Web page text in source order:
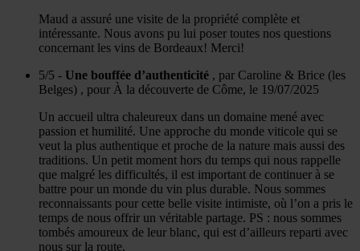
Maud a assuré une visite de la propriété complète et
intéressante. Nous avons pu lui poser toutes nos questions
concernant les vins de Bordeaux! Merci!
5/5 - Une bouffée d’authenticité , par Caroline & Brice (les
Belges) , pour À la découverte de Côme, le 19/07/2025
Un accueil ultra chaleureux dans un domaine mené avec
passion et humilité. Une approche du monde viticole qui se
veut la plus authentique et proche de la nature mais aussi des
traditions. Un petit moment hors du temps qui nous rappelle
que malgré les difficultés, il est important de continuer à se
battre pour un monde du vin plus durable. Nous sommes
reconnaissants pour cette belle visite intimiste, où l’on a pris le
temps de nous offrir un véritable partage. PS : nous sommes
tombés amoureux de leur blanc, qui est d’ailleurs reparti avec
nous sur la route.